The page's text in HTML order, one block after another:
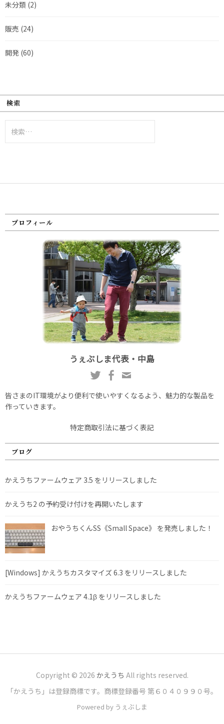
未分類 (2)
販売 (24)
開発 (60)
検索
索:
プロフィール
うぇぶしま代表・中島
皆さまのIT環境がより便利で使いやすくなるよう、魅力的な製品を
作っていきます。
特定商取引法に基づく表記
ブログ
かえうちファームウェア 3.5 をリリースしました
かえうち2 の予約受け付けを再開いたします
おやうちくんSS《Small Space》 を発売しました！
[Windows] かえうちカスタマイズ 6.3 をリリースしました
かえうちファームウェア 4.1β をリリースしました
Copyright © 2026 かえうち All rights reserved.
「かえうち」は登録商標です。商標登録番号 第６０４０９９０号。
Powered by うぇぶしま